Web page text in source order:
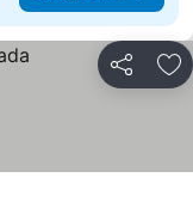
Compartir